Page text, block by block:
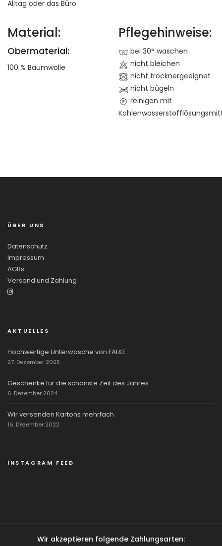
Alltag oder das Büro.
Material:
Obermaterial:
100 % Baumwolle
Pflegehinweise:
bei 30° waschen
nicht bleichen
nicht trocknergeeignet
nicht bügeln
reinigen mit
ÜBER UNS
Datenschutz
Impressum
AGBs
Versand und Zahlung
AKTUELLES
Hochwertige Unterwäsche von FALKE
27. Dezember 2025
Geschenke für die schönste Zeit des Jahres
6. Dezember 2024
Wir versenden Kartons mehrfach
16. Dezember 2022
INSTAGRAM FEED
Wir akzeptieren folgende Zahlungsarten: